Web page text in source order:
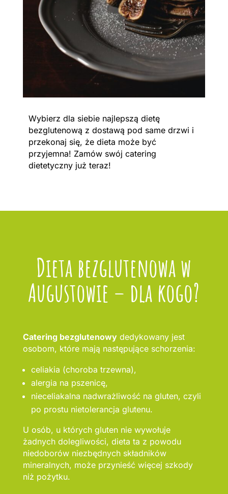
Wybierz dla siebie najlepszą dietę
bezglutenową z dostawą pod same drzwi i
przekonaj się, że dieta może być
przyjemna! Zamów swój catering
dietetyczny już teraz!
Dieta bezglutenowa w
Augustowie – dla kogo?
Catering bezglutenowydedykowany jest
osobom, które mają następujące schorzenia:
celiakia (choroba trzewna),
alergia na pszenicę,
nieceliakalna nadwrażliwość na gluten, czyli
po prostu nietolerancja glutenu.
U osób, u których gluten nie wywołuje
żadnych dolegliwości, dieta ta z powodu
niedoborów niezbędnych składników
mineralnych, może przynieść więcej szkody
niż pożytku.